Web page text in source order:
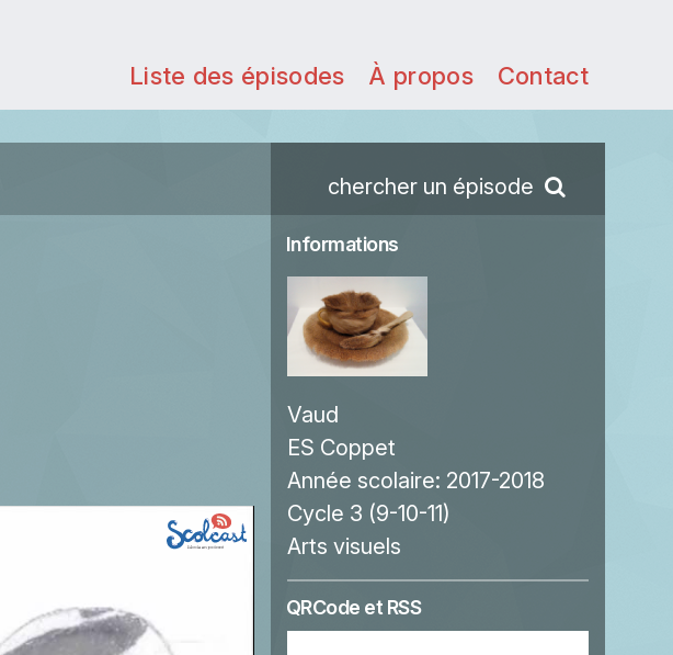
Liste des épisodes À propos Contact
chercher un épisode
Informations
Vaud
ES Coppet
Année scolaire: 2017-2018
Cycle 3 (9-10-11)
Arts visuels
QRCode et RSS